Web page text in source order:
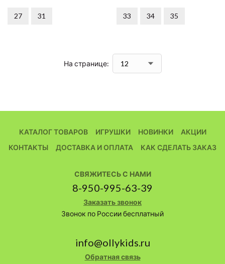
27 31 33 34 35
На странице:
КАТАЛОГ ТОВАРОВ ИГРУШКИ НОВИНКИ
АКЦИИ
КОНТАКТЫ
ДОСТАВКА И ОПЛАТА КАК СДЕЛАТЬ ЗАКАЗ
СВЯЖИТЕСЬ С НАМИ
8-950-995-63-39
Заказать звонок
Звонок по России бесплатный
info@ollykids.ru
Обратная связь